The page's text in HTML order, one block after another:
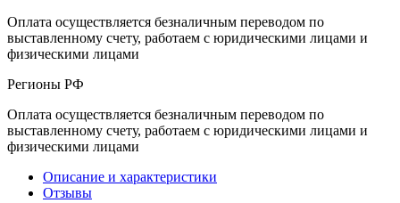
Оплата осуществляется безналичным переводом по
выставленному счету, работаем с юридическими лицами и
физическими лицами
Регионы РФ
Оплата осуществляется безналичным переводом по
выставленному счету, работаем с юридическими лицами и
физическими лицами
Описание и характеристики
Отзывы